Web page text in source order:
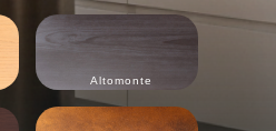
Altomonte